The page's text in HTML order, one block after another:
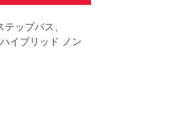
ップバス、
イブリッド ノン